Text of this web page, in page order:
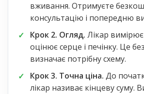
вживання. Отримуєте
консультацію і попередню
Крок 2. Огляд. Лікар
оцінює серце і печінку. Це
визначає потрібну схему.
Крок 3. Точна ціна. До
лікар називає кінцеву суму.